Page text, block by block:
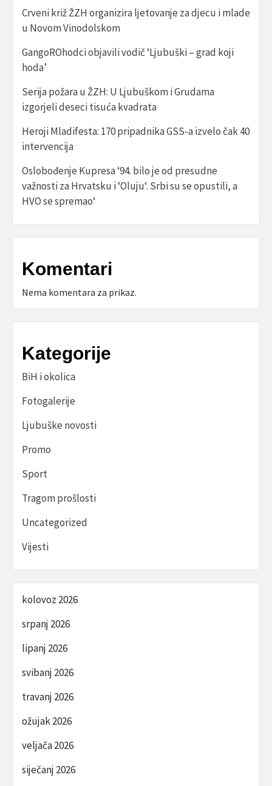
Crveni križ ŽZH organizira ljetovanje za djecu i mlade
u Novom Vinodolskom
GangoROhodci objavili vodič ‘Ljubuški – grad koji
hoda’
Serija požara u ŽZH: U Ljubuškom i Grudama
izgorjeli deseci tisuća kvadrata
Heroji Mladifesta: 170 pripadnika GSS-a izvelo čak 40
intervencija
Oslobođenje Kupresa ‘94. bilo je od presudne
važnosti za Hrvatsku i ‘Oluju‘. Srbi su se opustili, a
HVO se spremao‘
Komentari
Nema komentara za prikaz.
Kategorije
BiH i okolica
Fotogalerije
Ljubuške novosti
Promo
Sport
Tragom prošlosti
Uncategorized
Vijesti
kolovoz 2026
srpanj 2026
lipanj 2026
svibanj 2026
travanj 2026
ožujak 2026
veljača 2026
siječanj 2026